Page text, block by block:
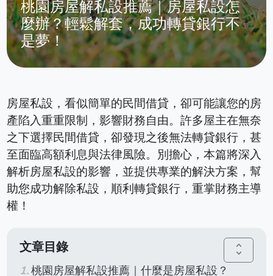
桃園房屋解私設推薦｜房屋私設怎
麼辦？輕鬆解套，成功轉貸銀行不
是夢！
房屋私設，看似簡單的民間借貸，卻可能讓您的房
產陷入重重限制，影響財務自由。許多屋主在無奈
之下選擇民間借貸，卻發現之後無法轉貸銀行，甚
至面臨高額利息與法律風險。別擔心，本篇將深入
解析房屋私設的影響，並提供專業的解決方案，幫
助您成功解除私設，順利轉貸銀行，重掌財務主導
權！
文章目錄 unfold_more
桃園房屋解私設推薦｜什麼是房屋私設？